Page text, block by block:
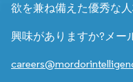
欲を兼ね備えた優秀な
興味がありますか?メー